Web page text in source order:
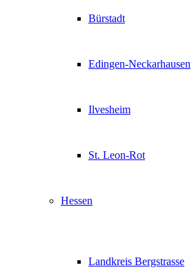
Bürstadt
Edingen-Neckarhausen
Ilvesheim
St. Leon-Rot
Hessen
Landkreis Bergstrasse